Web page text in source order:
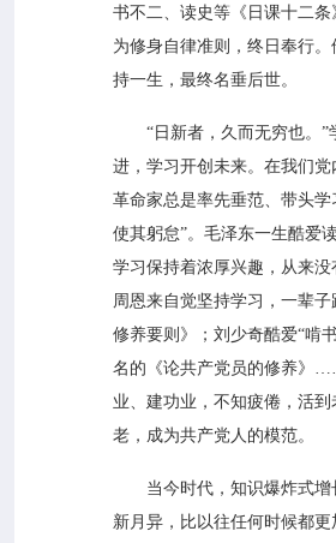
书不二、读史等《日课十二条
为修身自律准则，终日奉行。
持一生，最终名垂后世。
“日新者，久而无穷也。”
进，学习开创未来。在我们党
革命家总是率先垂范、带头学
使其躬怠”。毛泽东一生酷爱
学习保持着浓厚兴趣，从来没
周恩来自觉坚持学习，一辈子
修养要则》；刘少奇酷爱“啃
名的《论共产党员的修养》
业、建功业，不知疲倦，活到
老，成为共产党人的模范。
当今时代，知识爆炸式增
新月异，比以往任何时候都更